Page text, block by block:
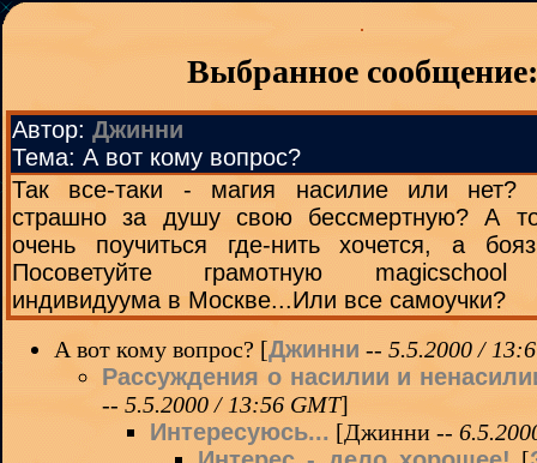
Выбранное сообщение:
Автор: Джинни
Тема: А вот кому вопрос?
Так все-таки - магия насилие или
страшно за душу свою бессмертную? А
очень поучиться где-нить хочется, а
Посоветуйте грамотную
индивидуума в Москве...Или все самоучки?
А вот кому вопрос? [Джинни -- 5.5.2000 /
Рассуждения о насилии и
-- 5.5.2000 / 13:56 GMT]
Интересуюсь... [Джинни --